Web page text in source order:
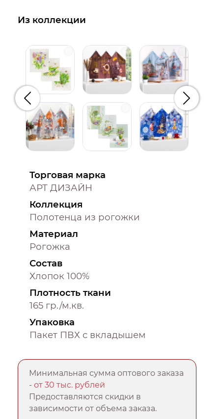
Из коллекции
Предыдущий
Торговая марка
АРТ ДИЗАЙН
Коллекция
Полотенца из рогожки
Материал
Рогожка
Состав
Хлопок 100%
Плотность ткани
165 гр./м.кв.
Упаковка
Пакет ПВХ с вкладышем
Минимальная сумма оптового заказа
-от 30 тыс. рублей
Предоставляются скидки в
зависимости от объема заказа.